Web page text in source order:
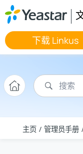
跳转到主要内容
下载 Linkus
主页 管理员手册